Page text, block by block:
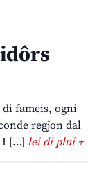
di fameis, ogni
regjon dal
I […] lei di plui +